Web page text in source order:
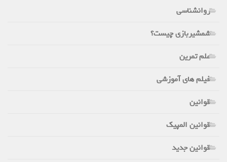
روانشناسی
شمشیربازی چیست؟
علم تمرین
فیلم های آموزشی
قوانین
قوانین المپیک
قوانین جدید